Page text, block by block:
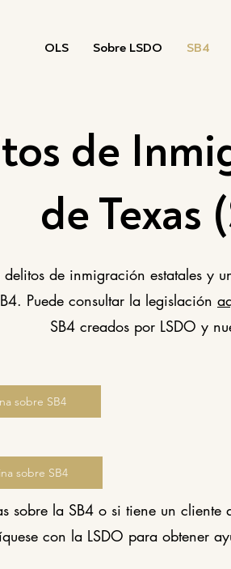
OLS Sobre LSDO SB4
de
de Texas
de inmigración estatales y
Puede consultar la legislación
SB4 creados por LSDO y
sobre SB4
sobre SB4
sobre la SB4 o si tiene un cliente
con la LSDO para obtener